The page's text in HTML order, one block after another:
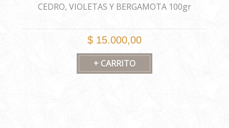
CEDRO, VIOLETAS Y BERGAMOTA 100gr
$ 15.000,00